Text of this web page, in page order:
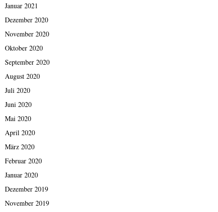
Januar 2021
Dezember 2020
November 2020
Oktober 2020
September 2020
August 2020
Juli 2020
Juni 2020
Mai 2020
April 2020
März 2020
Februar 2020
Januar 2020
Dezember 2019
November 2019